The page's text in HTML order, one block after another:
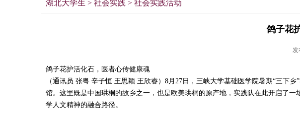
湖北大学生 > 社会实践 > 社会实践活动
鸽子花
发
鸽子花护活化石，医者心传健康魂
（通讯员 张粤 辛子恒 王思颖 王欣睿）8月27日，三峡大学基础医学院暑期“三下
馆。这里既是中国珙桐的故乡之一，也是欧美珙桐的原产地，实践队在此开启了
学人文精神的融合路径。